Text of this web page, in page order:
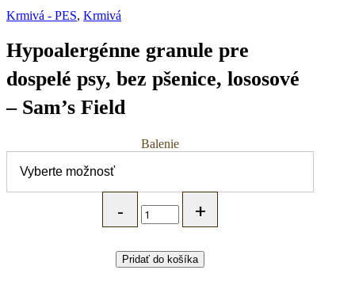
Krmivá - PES, Krmivá
Hypoalergénne granule pre
dospelé psy, bez pšenice, lososové
– Sam’s Field
Balenie
granule
pre
psy,
bez
Pridať do košíka